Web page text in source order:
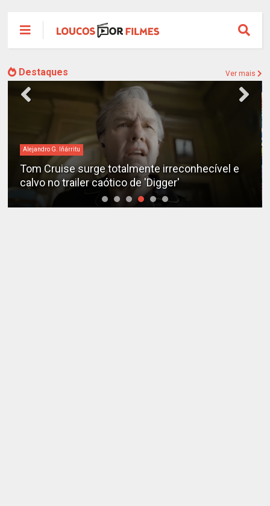
Destaques Ver mais
Alejandro G. Iñárritu
Tom Cruise surge totalmente irreconhecível e
calvo no trailer caótico de 'Digger'